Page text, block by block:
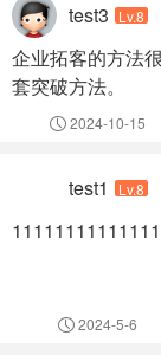
test3 Lv.8
企业拓客的方法
套突破方法。
 2024-10-15
test1 Lv.8
 2024-5-6